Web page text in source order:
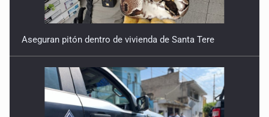
Aseguran pitón dentro de vivienda de Santa Tere